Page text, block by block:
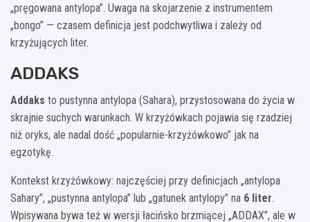
„pręgowana antylopa”. Uwaga na skojarzenie z instrumentem
„bongo” — czasem definicja jest podchwytliwa i zależy od
krzyżujących liter.
ADDAKS
Addaks to pustynna antylopa (Sahara), przystosowana do życia w
skrajnie suchych warunkach. W krzyżówkach pojawia się rzadziej
niż oryks, ale nadal dość „popularnie-krzyżówkowo” jak na
egzotykę.
Kontekst krzyżówkowy: najczęściej przy definicjach „antylopa
Sahary”, „pustynna antylopa” lub „gatunek antylopy” na 6 liter.
Wpisywana bywa też w wersji łacińsko brzmiącej „ADDAX”, ale w